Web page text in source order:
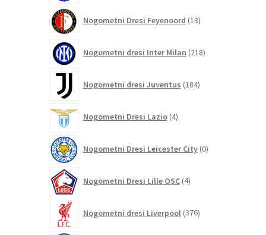
Nogometni Dresi Feyenoord 13izdelkov
Nogometni dresi Inter Milan 218izdelkov
Nogometni dresi Juventus 184izdelkov
Nogometni Dresi Lazio 4izdelki
Nogometni Dresi Leicester City 0izdelkov
Nogometni Dresi Lille OSC 4izdelki
Nogometni dresi Liverpool 376izdelkov